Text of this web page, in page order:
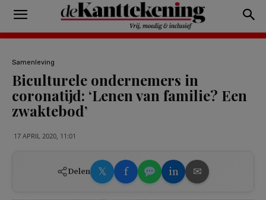
Samenleving
Biculturele ondernemers in
coronatijd: ‘Lenen van familie? Een
zwaktebod’
17 APRIL 2020, 11:01
Delen 𝕏 f in ✉